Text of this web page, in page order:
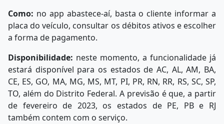
Como: no app abastece-aí, basta o cliente informar a
placa do veículo, consultar os débitos ativos e escolher
a forma de pagamento.
Disponibilidade: neste momento, a funcionalidade já
estará disponível para os estados de AC, AL, AM, BA,
CE, ES, GO, MA, MG, MS, MT, PI, PR, RN, RR, RS, SC, SP,
TO, além do Distrito Federal. A previsão é que, a partir
de fevereiro de 2023, os estados de PE, PB e RJ
também contem com o serviço.